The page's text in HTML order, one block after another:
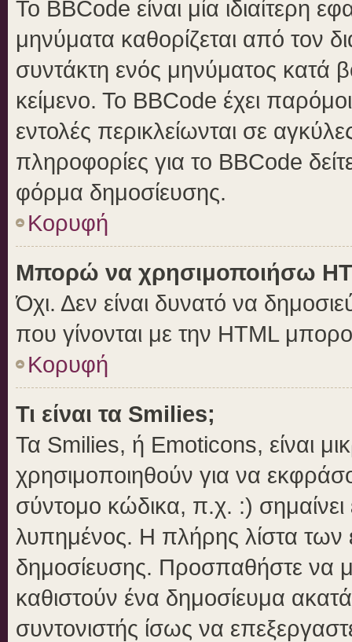
Το BBCode είναι μία ιδιαίτερη
μηνύματα καθορίζεται από τον
συντάκτη ενός μηνύματος κατά
κείμενο. Το BBCode έχει
εντολές περικλείωνται σε
πληροφορίες για το BBCode
φόρμα δημοσίευσης.
Κορυφή
Μπορώ να χρησιμοποιήσω
Όχι. Δεν είναι δυνατό να
που γίνονται με την HTML
Κορυφή
Τι είναι τα Smilies;
Τα Smilies, ή Emoticons, είναι
χρησιμοποιηθούν για να
σύντομο κώδικα, π.χ. :)
λυπημένος. Η πλήρης λίστα των
δημοσίευσης. Προσπαθήστε να
καθιστούν ένα δημοσίευμα
συντονιστής ίσως να